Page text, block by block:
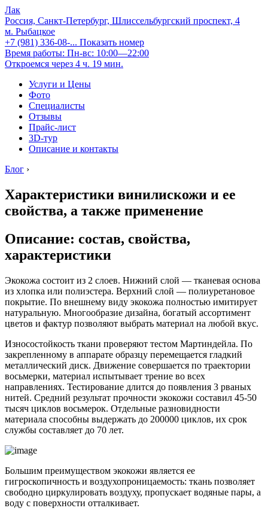
Лак
Россия, Санкт-Петербург, Шлиссельбургский проспект, 4
м. Рыбацкое
+7 (981) 336-08-... Показать номер
Время работы: Пн-вс: 10:00—22:00
Откроемся через 4 ч. 19 мин.
Услуги и Цены
Фото
Специалисты
Отзывы
Прайс-лист
3D-тур
Описание и контакты
Блог ›
Характеристики винилискожи и ее
свойства, а также применение
Описание: состав, свойства,
характеристики
Экокожа состоит из 2 слоев. Нижний слой — тканевая основа
из хлопка или полиэстера. Верхний слой — полиуретановое
покрытие. По внешнему виду экокожа полностью имитирует
натуральную. Многообразие дизайна, богатый ассортимент
цветов и фактур позволяют выбрать материал на любой вкус.
Износостойкость ткани проверяют тестом Мартиндейла. По
закрепленному в аппарате образцу перемещается гладкий
металлический диск. Движение совершается по траектории
восьмерки, материал испытывает трение во всех
направлениях. Тестирование длится до появления 3 рваных
нитей. Средний результат прочности экокожи составил 45-50
тысяч циклов восьмерок. Отдельные разновидности
материала способны выдержать до 200000 циклов, их срок
службы составляет до 70 лет.
Большим преимуществом экокожи является ее
гигроскопичность и воздухопроницаемость: ткань позволяет
свободно циркулировать воздуху, пропускает водяные пары, а
воду с поверхности отталкивает.